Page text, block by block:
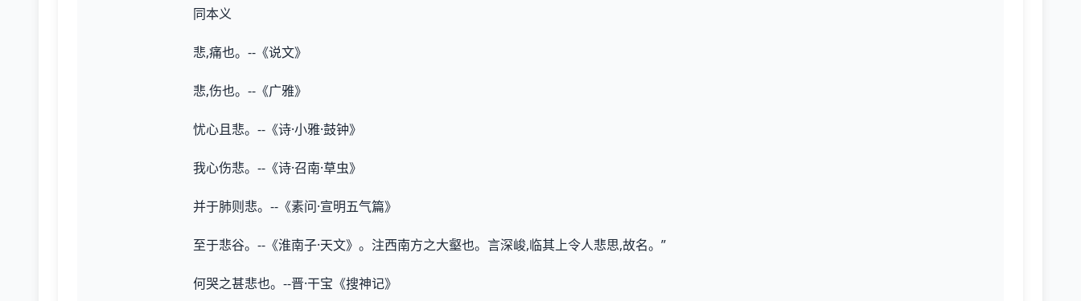
同本义
悲,痛也。--《说文》
悲,伤也。--《广雅》
忧心且悲。--《诗·小雅·鼓钟》
我心伤悲。--《诗·召南·草虫》
并于肺则悲。--《素问·宣明五气篇》
至于悲谷。--《淮南子·天文》。注西南方之大壑也。言深峻,临其上令人悲思,故名。”
何哭之甚悲也。--晋·干宝《搜神记》